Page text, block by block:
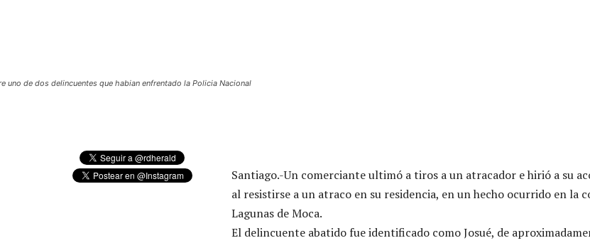
uno de dos delincuentes que habian enfrentado la Policia Nacional
Santiago.-Un comerciante ultimó a tiros a un atracador e hirió a su
al resistirse a un atraco en su residencia, en un hecho ocurrido en la
Lagunas de Moca.
El delincuente abatido fue identificado como Josué, de